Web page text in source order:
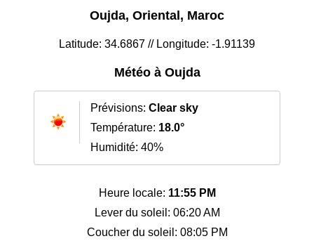
Oujda, Oriental, Maroc
Latitude: 34.6867 // Longitude: -1.91139
Météo à Oujda
Prévisions: Clear sky
Température: 18.0°
Humidité: 40%
Heure locale: 11:55 PM
Lever du soleil: 06:20 AM
Coucher du soleil: 08:05 PM